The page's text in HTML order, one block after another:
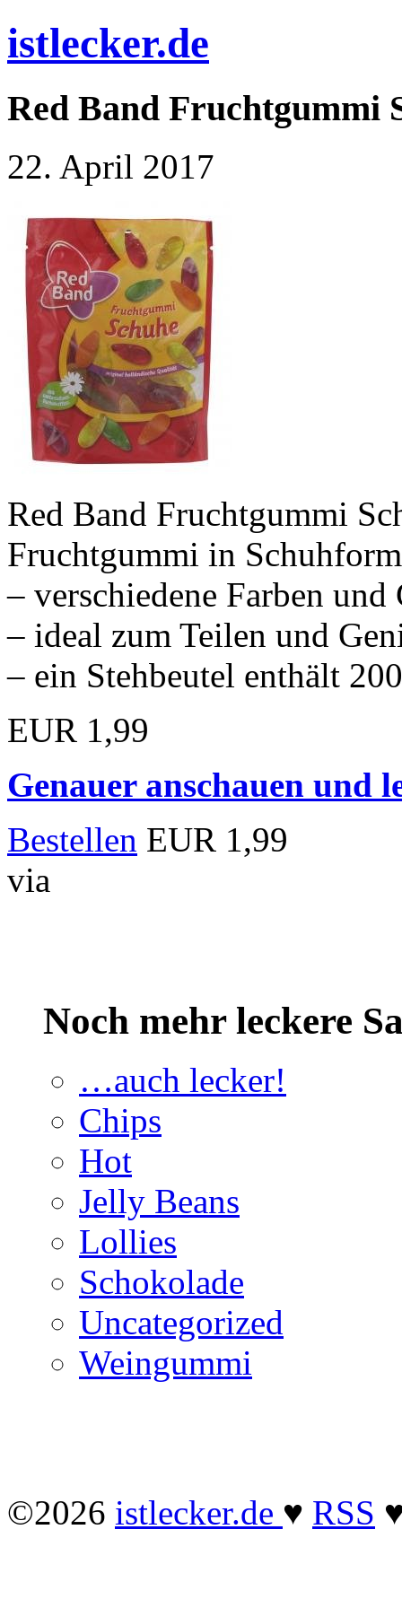
istlecker.de
Red Band Fruchtgummi
22. April 2017
Red Band Fruchtgummi
Fruchtgummi in Schuhform
– verschiedene Farben und
– ideal zum Teilen und
– ein Stehbeutel enthält
EUR 1,99
Genauer anschauen und
Bestellen EUR 1,99
via
Noch mehr leckere
…auch lecker!
Chips
Hot
Jelly Beans
Lollies
Schokolade
Uncategorized
Weingummi
©2026 istlecker.de ♥ RSS